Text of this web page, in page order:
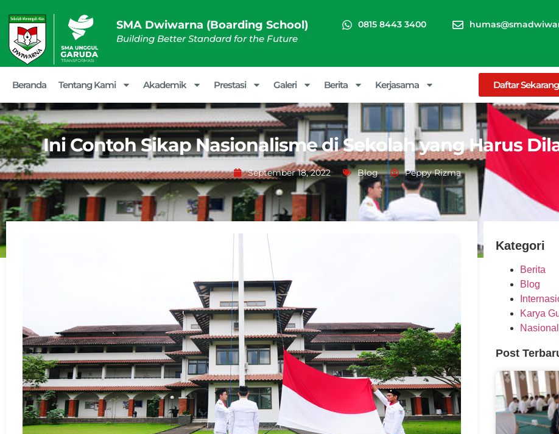
SMA Dwiwarna (Boarding School)
Building Better Standard for the Future
0815 8443 3400
Beranda Tentang Kami Akademik Prestasi Galeri Berita Kerjasama Daftar Sekarang
Ini Contoh Sikap Nasionalisme di Sekolah yang Harus
September 18, 2022 Blog Peppy Rizma
Kategori
Berita
Blog
Karya
Nasional
Post